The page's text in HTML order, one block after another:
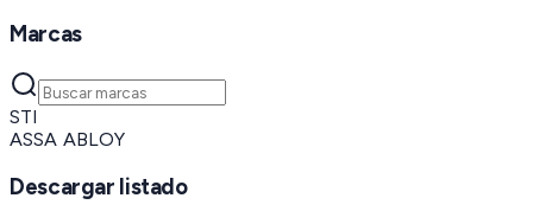
Marcas
STI
ASSA ABLOY
Descargar listado